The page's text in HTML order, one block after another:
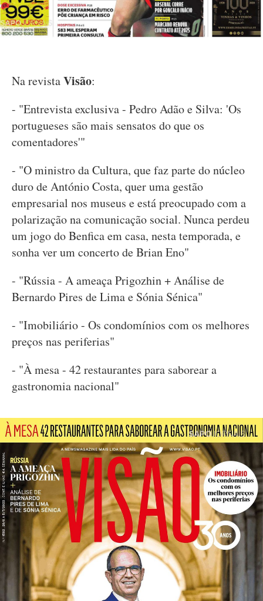
Na revistaVisão:
- "Entrevista exclusiva - Pedro Adão e Silva: 'Os
portugueses são mais sensatos do que os
comentadores'"
- "O ministro da Cultura, que faz parte do núcleo
duro de António Costa, quer uma gestão
empresarial nos museus e está preocupado com a
polarização na comunicação social. Nunca perdeu
um jogo do Benfica em casa, nesta temporada, e
sonha ver um concerto de Brian Eno"
- "Rússia - A ameaça Prigozhin + Análise de
Bernardo Pires de Lima e Sónia Sénica"
- "Imobiliário - Os condomínios com os melhores
preços nas periferias"
- "À mesa - 42 restaurantes para saborear a
gastronomia nacional"